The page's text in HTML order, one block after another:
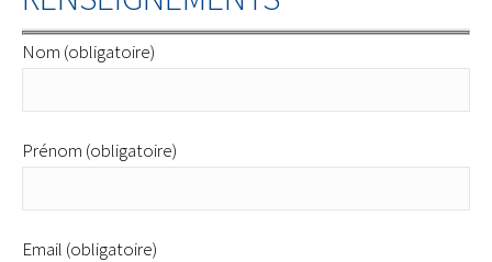
Nom (obligatoire)
Prénom (obligatoire)
Email (obligatoire)